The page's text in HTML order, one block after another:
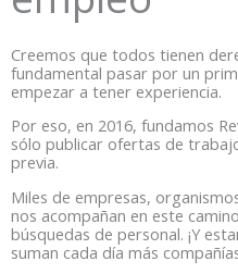
Creemos que todos tienen
fundamental pasar por un
empezar a tener experiencia.
Por eso, en 2016, fundamos
sólo publicar ofertas de
previa.
Miles de empresas,
nos acompañan en este
búsquedas de personal. ¡Y
suman cada día más